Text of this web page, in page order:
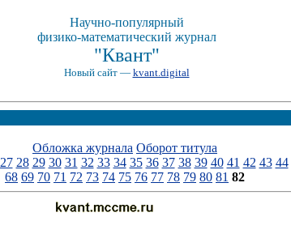
Научно-популярный
физико-математический журнал
"Квант"
Новый сайт — kvant.digital
Обложка журнала Оборот титула
27 28 29 30 31 32 33 34 35 36 37 38 39 40 41 42 43 44
68 69 70 71 72 73 74 75 76 77 78 79 80 81 82